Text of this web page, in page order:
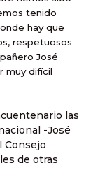
tenido
hay que
respetuosos
José
muy difícil
las
-José
Consejo
de otras